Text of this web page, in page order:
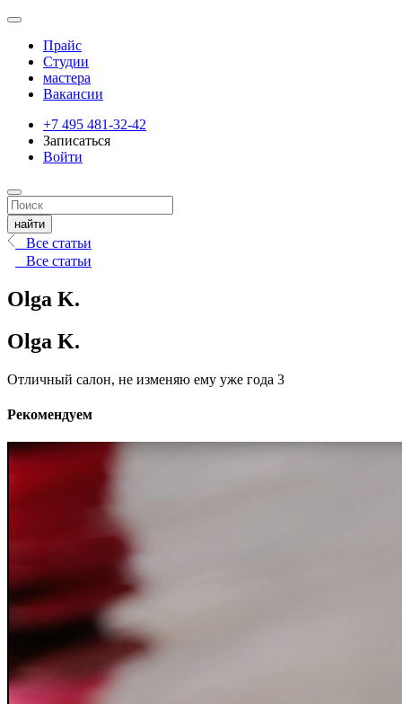
Прайс
Студии
мастера
Вакансии
+7 495 481-32-42
Записаться
Войти
Все статьи
Все статьи
Olga K.
Olga K.
Отличный салон, не изменяю ему уже года 3
Рекомендуем